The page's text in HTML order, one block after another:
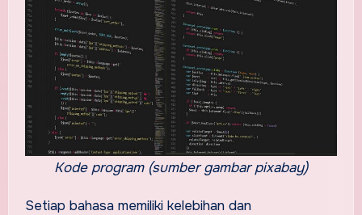
Kode program (sumber gambar pixabay)
Setiap bahasa memiliki kelebihan dan